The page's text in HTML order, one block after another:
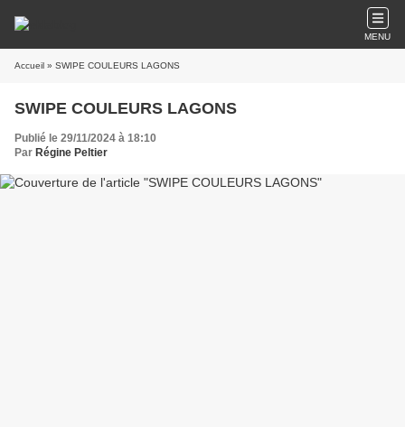
MENU
Accueil » SWIPE COULEURS LAGONS
SWIPE COULEURS LAGONS
Publié le 29/11/2024 à 18:10
Par Régine Peltier